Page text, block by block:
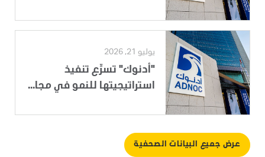
يوليو 21, 2026
"أدنوك" تسرِّع تنفيذ
استراتيجيتها للنمو في مجا...
عرض جميع البيانات الصحفية